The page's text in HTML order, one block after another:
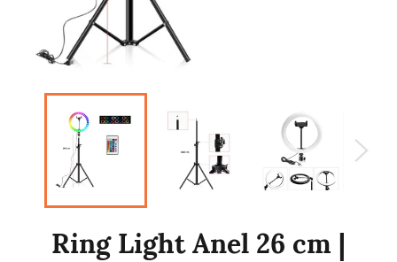
Ring Light Anel 26 cm |